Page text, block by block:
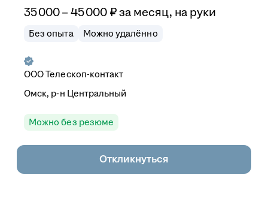
35 000–45 000 ₽ за месяц, на руки
Без опыта Можно удалённо
ОООТелескоп-контакт
Омск, р-н Центральный
Можно без резюме
Откликнуться